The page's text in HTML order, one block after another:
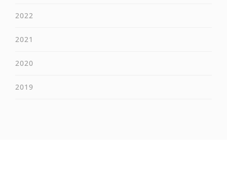
2022
2021
2020
2019